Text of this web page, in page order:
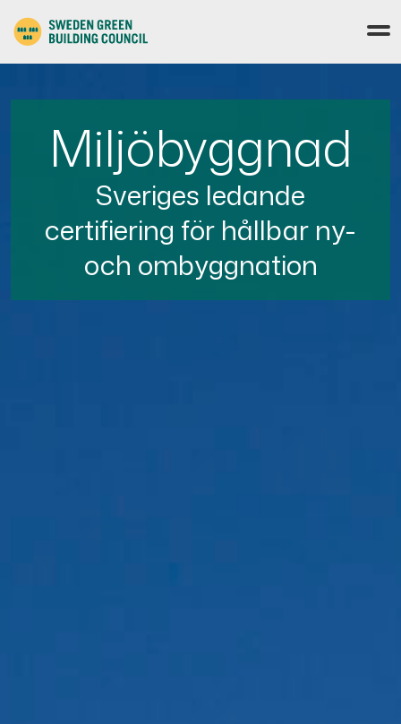
Miljöbyggnad
Sveriges ledande
certifiering för hållbar ny-
och ombyggnation